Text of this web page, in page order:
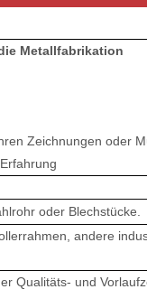
Metallfabrikation
Zeichnungen oder
oder Blechstücke.
andere
Qualitäts- und